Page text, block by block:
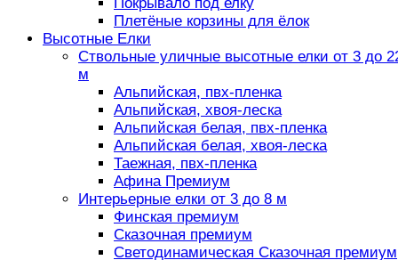
Плетёные корзины для ёлок
Высотные Елки
Ствольные уличные высотные елки от 3 до
м
Альпийская, пвх-пленка
Альпийская, хвоя-леска
Альпийская белая, пвх-пленка
Альпийская белая, хвоя-леска
Таежная, пвх-пленка
Афина Премиум
Интерьерные елки от 3 до 8 м
Финская премиум
Сказочная премиум
Светодинамическая Сказочная премиум